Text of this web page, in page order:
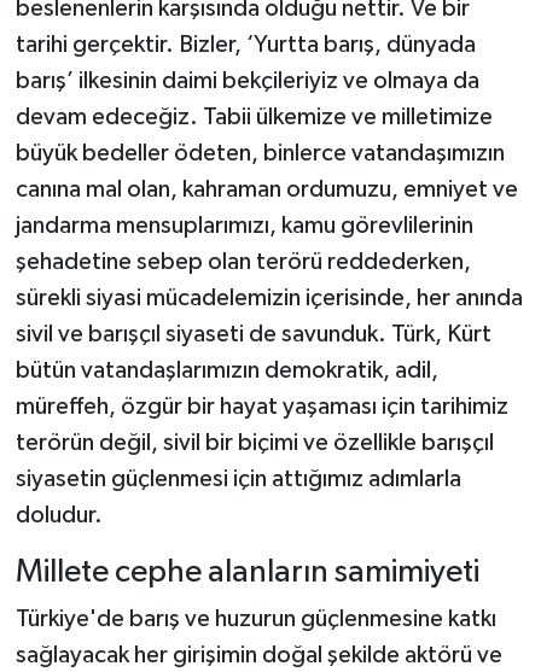
beslenenlerin karşısında olduğu nettir. Ve bir
tarihi gerçektir. Bizler, ‘Yurtta barış, dünyada
barış’ ilkesinin daimi bekçileriyiz ve olmaya da
devam edeceğiz. Tabii ülkemize ve milletimize
büyük bedeller ödeten, binlerce vatandaşımızın
canına mal olan, kahraman ordumuzu, emniyet ve
jandarma mensuplarımızı, kamu görevlilerinin
şehadetine sebep olan terörü reddederken,
sürekli siyasi mücadelemizin içerisinde, her anında
sivil ve barışçıl siyaseti de savunduk. Türk, Kürt
bütün vatandaşlarımızın demokratik, adil,
müreffeh, özgür bir hayat yaşaması için tarihimiz
terörün değil, sivil bir biçimi ve özellikle barışçıl
siyasetin güçlenmesi için attığımız adımlarla
doludur.
Millete cephe alanların samimiyeti
Türkiye'de barış ve huzurun güçlenmesine katkı
sağlayacak her girişimin doğal şekilde aktörü ve